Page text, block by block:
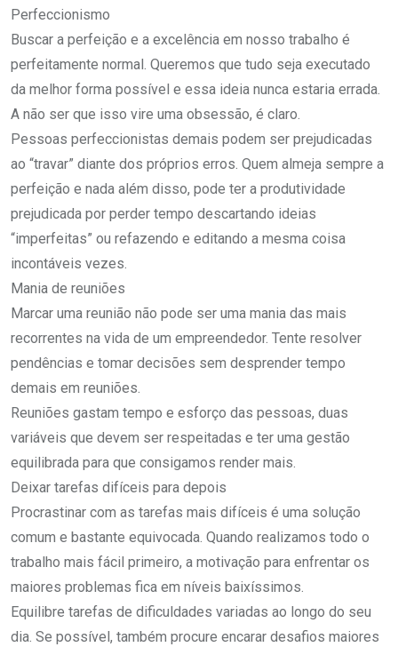
Perfeccionismo
Buscar a perfeição e a excelência em nosso trabalho é
perfeitamente normal. Queremos que tudo seja executado
da melhor forma possível e essa ideia nunca estaria errada.
A não ser que isso vire uma obsessão, é claro.
Pessoas perfeccionistas demais podem ser prejudicadas
ao “travar” diante dos próprios erros. Quem almeja sempre a
perfeição e nada além disso, pode ter a produtividade
prejudicada por perder tempo descartando ideias
“imperfeitas” ou refazendo e editando a mesma coisa
incontáveis vezes.
Mania de reuniões
Marcar uma reunião não pode ser uma mania das mais
recorrentes na vida de um empreendedor. Tente resolver
pendências e tomar decisões sem desprender tempo
demais em reuniões.
Reuniões gastam tempo e esforço das pessoas, duas
variáveis que devem ser respeitadas e ter uma gestão
equilibrada para que consigamos render mais.
Deixar tarefas difíceis para depois
Procrastinar com as tarefas mais difíceis é uma solução
comum e bastante equivocada. Quando realizamos todo o
trabalho mais fácil primeiro, a motivação para enfrentar os
maiores problemas fica em níveis baixíssimos.
Equilibre tarefas de dificuldades variadas ao longo do seu
dia. Se possível, também procure encarar desafios maiores